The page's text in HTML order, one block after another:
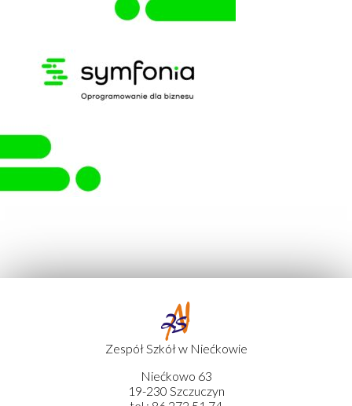
Zespół Szkół w Niećkowie
Niećkowo 63
19-230 Szczuczyn